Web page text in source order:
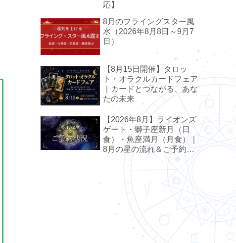
応】
8月のフライングスター風
水（2026年8月8日～9月7
日）
【8月15日開催】タロッ
ト・オラクルカードフェア
｜カードとつながる、あな
たの未来
【2026年8月】ライオンズ
ゲート・獅子座新月（日
食）・魚座満月（月食）｜
8月の星の流れ＆ご予約状